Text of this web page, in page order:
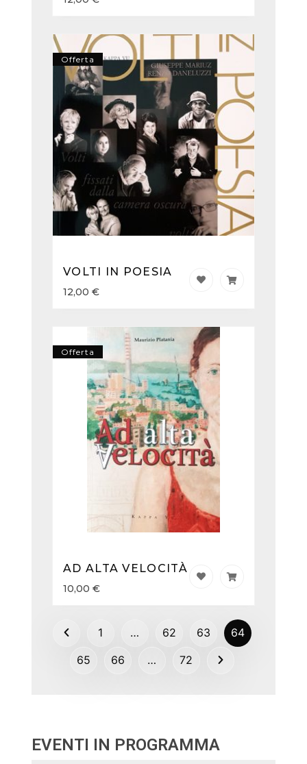
Offerta
VOLTI IN POESIA
12,00 €
Offerta
AD ALTA VELOCITÀ
10,00 €
1 … 62 63
64
65
66 … 72
EVENTI IN PROGRAMMA